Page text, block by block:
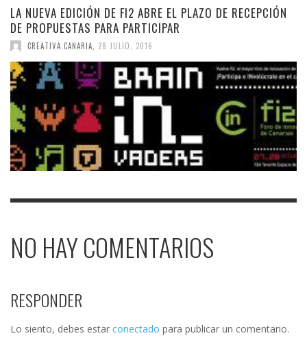
LA NUEVA EDICIÓN DE FI2 ABRE EL PLAZO DE RECEPCIÓN
DE PROPUESTAS PARA PARTICIPAR
CREATIVA CANARIA 28 JULIO, 2016
NO HAY COMENTARIOS
RESPONDER
Lo siento, debes estar conectado para publicar un comentario.